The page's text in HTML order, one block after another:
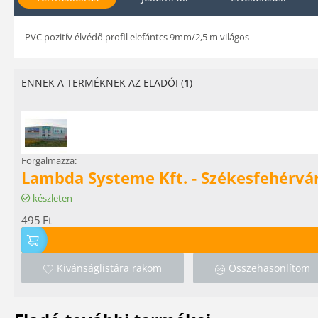
PVC pozitív élvédő profil elefántcs 9mm/2,5 m világos
ENNEK A TERMÉKNEK AZ ELADÓI (1)
Forgalmazza:
Lambda Systeme Kft. -
készleten
495 Ft
Kivánságlistára rakom Összehasonlítom